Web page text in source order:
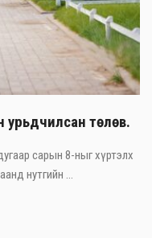
урьдчилсан төлөв.
сарын 8-ныг хүртэлх
нутгийн ...